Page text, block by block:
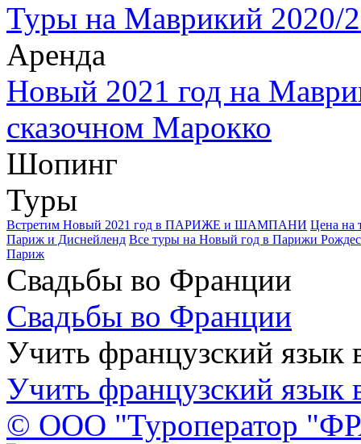
Туры на Маврикий 2020/
Аренда
Новый 2021 год на
сказочном Марокко
Шопинг
Туры
Встретим Новый 2021 год в ПАРИЖЕ и ШАМПАНИ Цена на
Париж и Диснейленд Все туры на Новый год в Парижи
Париж
Свадьбы во Франции
Свадьбы во Франции
Учить французский язык
Учить французский язык
© ООО "Туроператор